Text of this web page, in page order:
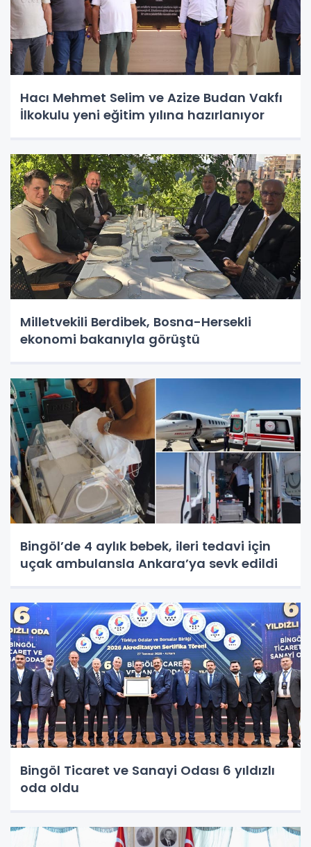
Hacı Mehmet Selim ve Azize Budan Vakfı
İlkokulu yeni eğitim yılına hazırlanıyor
Milletvekili Berdibek, Bosna-Hersekli
ekonomi bakanıyla görüştü
Bingöl’de 4 aylık bebek, ileri tedavi için
uçak ambulansla Ankara’ya sevk edildi
Bingöl Ticaret ve Sanayi Odası 6 yıldızlı
oda oldu